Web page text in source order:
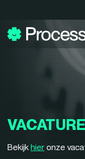
Bekijk hier onze